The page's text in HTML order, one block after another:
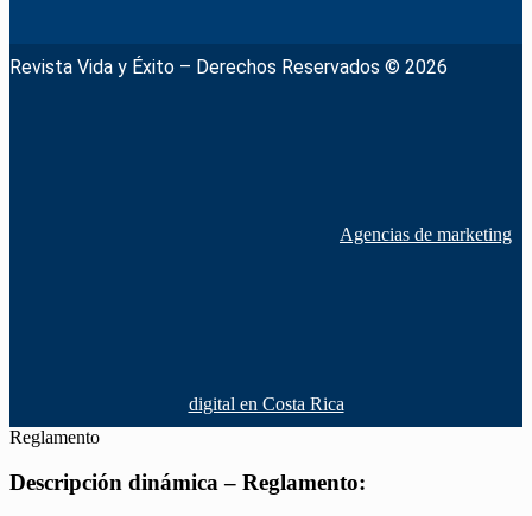
Revista Vida y Éxito – Derechos Reservados © 2026
Agencias de marketing
digital en Costa Rica
Reglamento
Descripción dinámica – Reglamento: